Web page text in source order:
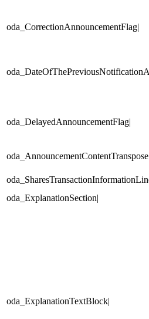
oda_CorrectionAnnouncementFlag|
oda_DelayedAnnouncementFlag|
oda_ExplanationSection|
oda_ExplanationTextBlock|